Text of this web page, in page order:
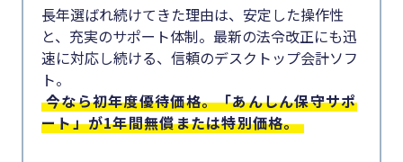
長年選ばれ続けてきた理由は、安定した操作性
と、充実のサポート体制。最新の法令改正にも迅
速に対応し続ける、信頼のデスクトップ会計ソフ
ト。
今なら初年度優待価格。「あんしん保守サポ
ート」が1年間無償または特別価格。